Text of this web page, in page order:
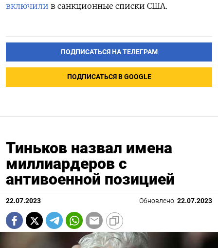
включили в санкционные списки США.
ПОДПИСАТЬСЯ НА ТЕЛЕГРАМ
ПОДПИСАТЬСЯ В GOOGLE
Тиньков назвал имена
миллиардеров с
антивоенной позицией
22.07.2023 Обновлено: 22.07.2023